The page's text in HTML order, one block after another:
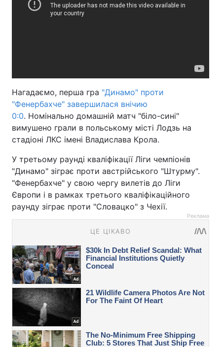
Нагадаємо, перша гра "Динамо" проти
"Фенербахче" завершилася внічию
0:0. Номінально домашній матч "біло-сині"
вимушено грали в польському місті Лодзь на
стадіоні ЛКС імені Владислава Крола.
У третьому раунді кваліфікації Ліги чемпіонів
"Динамо" зіграє проти австрійського "Штурму".
"Фенербахче" у свою чергу вилетів до Ліги
Європи і в рамках третього кваліфікаційного
раунду зіграє проти "Словацко" з Чехії.
Реклама